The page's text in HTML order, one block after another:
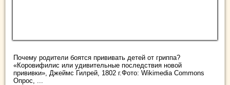
Почему родители боятся прививать детей от гриппа?
«Коровифилис или удивительные последствия новой
прививки», Джеймс Гилрей, 1802 г.Фото: Wikimedia Commons
Опрос, ...